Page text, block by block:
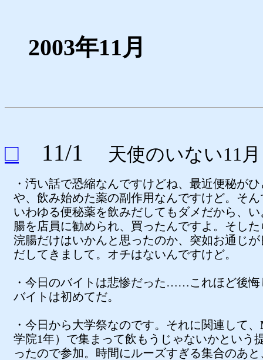
2003年11月
□ 11/1 天使のいない11月
・汚い話で恐縮なんですけどね、最近便秘が
や、飲み始めた薬の副作用なんですけど。そ
いわゆる便秘薬を飲みだしてもダメだから、
腸を店員に勧められ、買ったんですよ。そし
浣腸だけはいかんと思ったのか、突如お通じ
だしてきまして。オチはないんですけど。
・今日のバイトは悲惨だった……これほど後悔
バイトは初めてだ。
・今日から大学祭なのです。それに関連して
学院1年）で集まって飲もうじゃないかという
ったので参加。時間にルーズすぎる集合のあ